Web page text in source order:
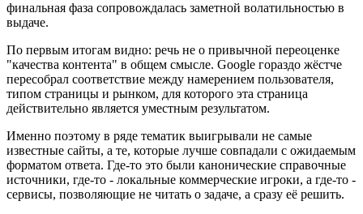
финальная фаза сопровождалась заметной волатильностью в
выдаче.
По первым итогам видно: речь не о привычной переоценке
"качества контента" в общем смысле. Google гораздо жёстче
пересобрал соответствие между намерением пользователя,
типом страницы и рынком, для которого эта страница
действительно является уместным результатом.
Именно поэтому в ряде тематик выигрывали не самые
известные сайты, а те, которые лучше совпадали с ожидаемым
форматом ответа. Где-то это были канонические справочные
источники, где-то - локальные коммерческие игроки, а где-то -
сервисы, позволяющие не читать о задаче, а сразу её решить.